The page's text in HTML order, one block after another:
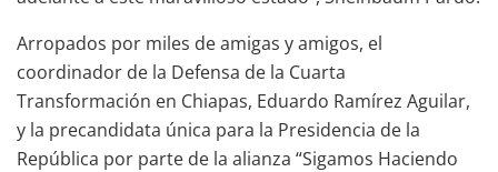
Arropados por miles de amigas y amigos, el
coordinador de la Defensa de la Cuarta
Transformación en Chiapas, Eduardo Ramírez Aguilar,
y la precandidata única para la Presidencia de la
República por parte de la alianza “Sigamos Haciendo